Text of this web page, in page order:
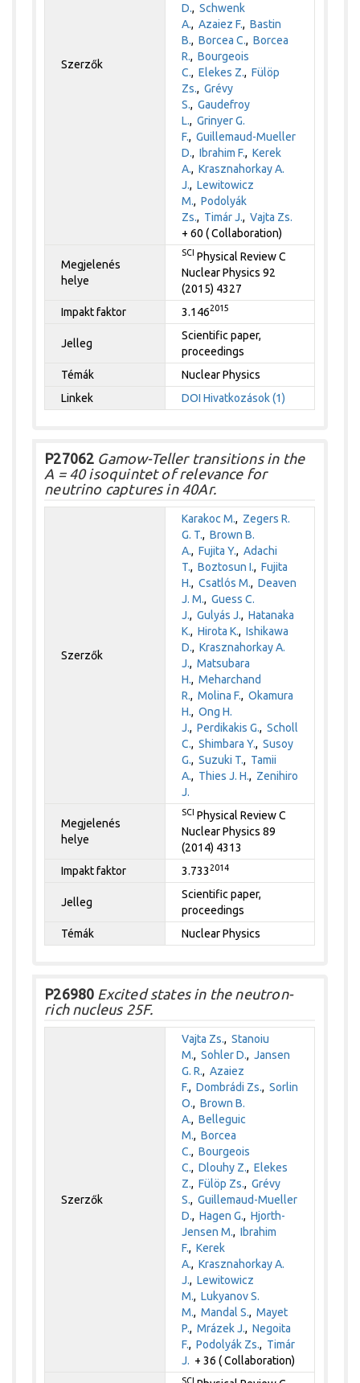
Szerzők
D.,Schwenk
A.,Azaiez F.,Bastin
B.,Borcea C.,Borcea
R.,Bourgeois
C.,Elekes Z.,Fülöp
Zs.,Grévy
S.,Gaudefroy
L.,Grinyer G.
F.,Guillemaud-Mueller
D.,Ibrahim F.,Kerek
A.,Krasznahorkay A.
J.,Lewitowicz
M.,Podolyák
Zs., Timár J.,Vajta Zs.
+ 60 ( Collaboration)
Megjelenés
helye
SCI Physical Review C
Nuclear Physics 92
(2015) 4327
Impakt faktor
3.1462015
Jelleg
Scientific paper,
proceedings
Témák
Nuclear Physics
Linkek
DOI Hivatkozások (1)
P27062 Gamow-Teller transitions in the
A = 40 isoquintet of relevance for
neutrino captures in 40Ar.
Szerzők
Karakoc M., Zegers R.
G. T.,Brown B.
A.,Fujita Y.,Adachi
T.,Boztosun I.,Fujita
H.,Csatlós M.,Deaven
J. M.,Guess C.
J.,Gulyás J.,Hatanaka
K.,Hirota K.,Ishikawa
D.,Krasznahorkay A.
J.,Matsubara
H.,Meharchand
R.,Molina F.,Okamura
H.,Ong H.
J.,Perdikakis G.,Scholl
C.,Shimbara Y.,Susoy
G.,Suzuki T., Tamii
A., Thies J. H., Zenihiro
J.
Megjelenés
helye
SCI Physical Review C
Nuclear Physics 89
(2014) 4313
Impakt faktor
3.733 2014
Jelleg
Scientific paper,
proceedings
Témák
Nuclear Physics
P26980 Excited states in the neutron-
rich nucleus 25F.
Szerzők
Vajta Zs.,Stanoiu
M.,Sohler D.,Jansen
G. R.,Azaiez
F.,Dombrádi Zs.,Sorlin
O.,Brown B.
A.,Belleguic
M.,Borcea
C.,Bourgeois
C.,Dlouhy Z.,Elekes
Z.,Fülöp Zs.,Grévy
S.,Guillemaud-Mueller
D.,Hagen G.,Hjorth-
Jensen M.,Ibrahim
F.,Kerek
A.,Krasznahorkay A.
J.,Lewitowicz
M.,Lukyanov S.
M.,Mandal S.,Mayet
P.,Mrázek J.,Negoita
F.,Podolyák Zs., Timár
J. + 36 ( Collaboration)
SCI